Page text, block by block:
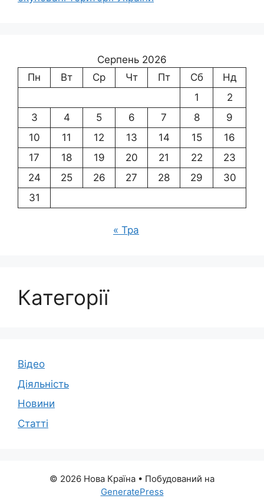
Серпень 2026
Пн
Вт Ср Чт Пт Сб
Нд
1
2
3
4 5 6 7 8
9
10
11 12 13 14 15
16
17
18 19 20 21 22
23
24
25 26 27 28 29
30
31
« Тра
Категорії
Відео
Діяльність
Новини
Статті
© 2026 Нова Країна • Побудований на
GeneratePress